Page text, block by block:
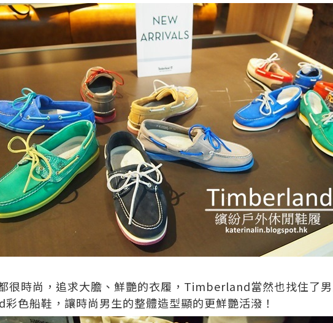
很時尚，追求大膽、鮮艷的衣履， Timberland當然也找住了
彩色船鞋，讓時尚男生的整體造型顯的更鮮艷活潑！